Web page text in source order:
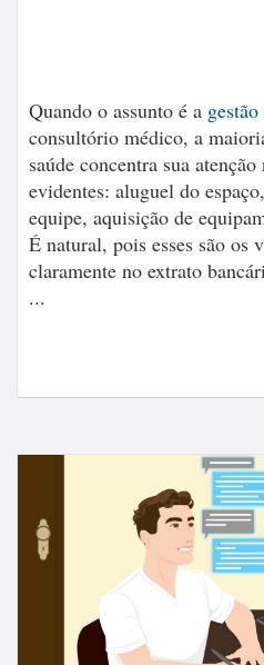
Quando o assunto é a
consultório médico, a
saúde concentra sua
evidentes: aluguel do
equipe, aquisição de
É natural, pois esses são os
claramente no extrato
...